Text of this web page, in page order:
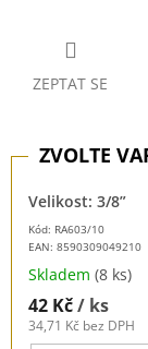
ZEPTAT SE
Kód: RA603/10
EAN: 8590309049210
Velikost: 3/8”
Skladem (8 ks)
42 Kč/ ks
34,71 Kč bez DPH